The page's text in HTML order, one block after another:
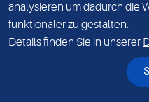
analysieren um dadurch die
funktionaler zu gestalten.
Details finden Sie in unserer